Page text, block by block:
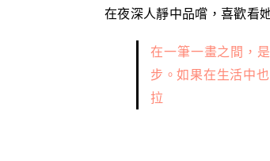
在夜深人靜中品嚐，喜歡看
在一筆一畫之間，
步。如果在生活中
拉